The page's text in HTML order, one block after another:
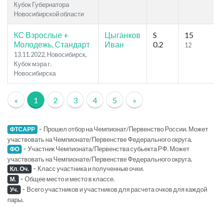
Кубок Губернатора
Новосибирской области
КС Взрослые +
Молодежь, Стандарт
13.11.2022, Новосибирск,
Кубок мэра г.
Новосибирска
Цыганков
Иван
S
0.2
15
12
« 1 2 3 4 5 »
ФТСАРР - Прошел отбор на Чемпионат/Первенство России. Может
участвовать на Чемпионате/Первенстве Федерального округа.
ФО - Участник Чемпионата/Первенства субьекта РФ. Может
участвовать на Чемпионате/Первенстве Федерального округа.
Кл. Оч. - Класс участника и полученные очки.
М. - Общее место и место в классе.
Уч. - Всего участников и участников для расчета очков для каждой
пары.